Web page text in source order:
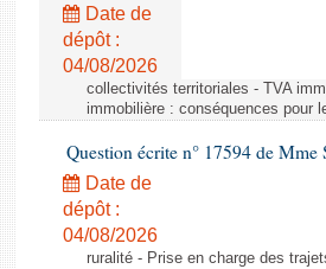
Date de
dépôt :
04/08/2026
collectivités territoriales - TVA
immobilière : conséquences pour
Question écrite n° 17594 de Mme
Date de
dépôt :
04/08/2026
ruralité - Prise en charge des